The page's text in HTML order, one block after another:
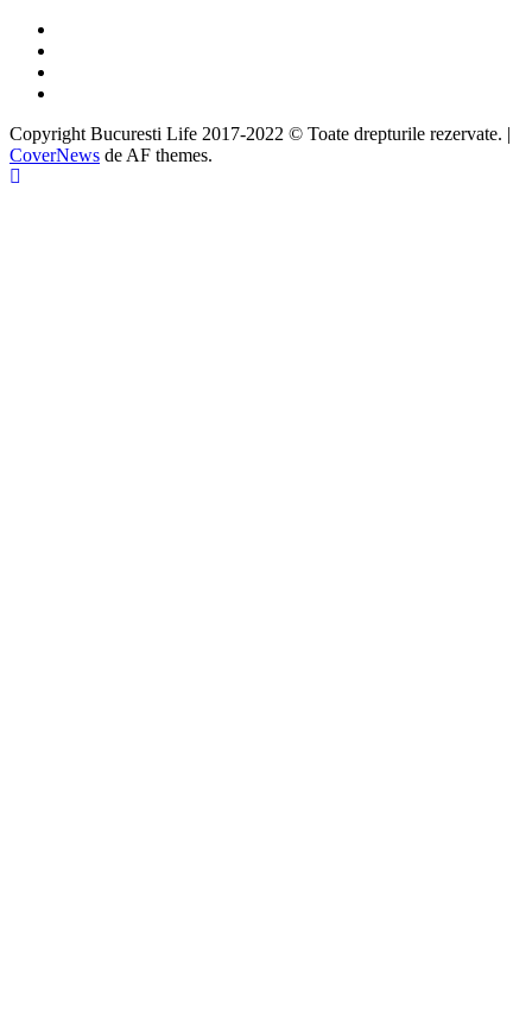
Copyright Bucuresti Life 2017-2022 © Toate drepturile rezervate. |
CoverNews de AF themes.